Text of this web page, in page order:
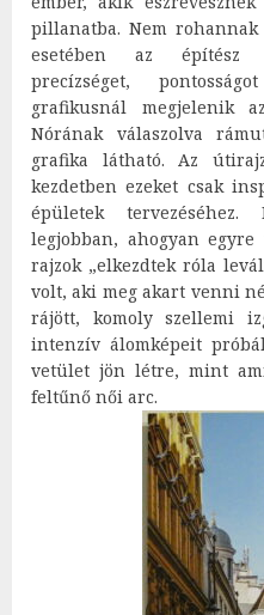
pillanatba. Nem
esetében az építész
precízséget,
grafikusnál megjelenik
Nórának válaszolva
grafika látható. Az
kezdetben ezeket csak
épületek
legjobban, ahogyan
rajzok „elkezdtek róla
volt, aki meg akart venni
rájött, komoly szellemi
intenzív álomképeit
vetület jön létre, mint
feltűnő női arc.